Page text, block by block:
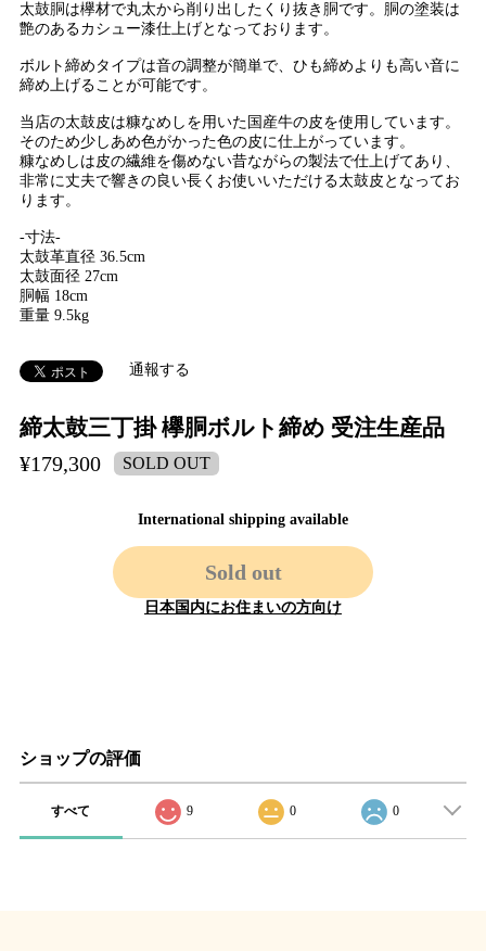
締太鼓三丁掛 欅胴ボルト締め 受注生産品
¥179,300 SOLD OUT
International shipping available
Sold out
日本国内にお住まいの方向け
太鼓胴は欅材で丸太から削り出したくり抜き胴です。胴の塗装は
艶のあるカシュー漆仕上げとなっております。
ボルト締めタイプは音の調整が簡単で、ひも締めよりも高い音に
締め上げることが可能です。
当店の太鼓皮は糠なめしを用いた国産牛の皮を使用しています。
そのため少しあめ色がかった色の皮に仕上がっています。
糠なめしは皮の繊維を傷めない昔ながらの製法で仕上げてあり、
非常に丈夫で響きの良い長くお使いいただける太鼓皮となってお
ります。
-寸法-
太鼓革直径 36.5cm
太鼓面径 27cm
胴幅 18cm
重量 9.5kg
通報する
ショップの評価
すべて 9 0 0